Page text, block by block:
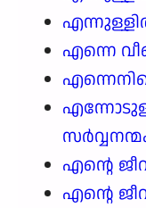
എന്നെ
എന്റെ
എന്റെ